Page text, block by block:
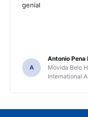
genial
A
Antonio Pena
Movida Belo
International